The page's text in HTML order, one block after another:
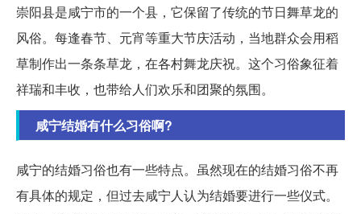
崇阳县是咸宁市的一个县，它保留了传统的节日舞草龙的
风俗。每逢春节、元宵等重大节庆活动，当地群众会用稻
草制作出一条条草龙，在各村舞龙庆祝。这个习俗象征着
祥瑞和丰收，也带给人们欢乐和团聚的氛围。
咸宁结婚有什么习俗啊?
咸宁的结婚习俗也有一些特点。虽然现在的结婚习俗不再
有具体的规定，但过去咸宁人认为结婚要进行一些仪式。